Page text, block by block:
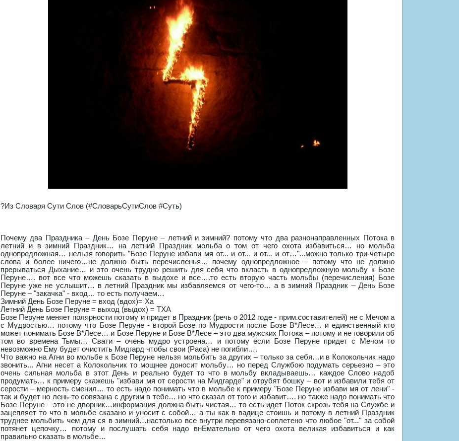
?Из Словаря Сути Слов (#СловарьСутиСлов #Суть)
Почему два Праздника – День Бозе Перуне – летний и зимний? потому что два разнонаправленных Потока в
летний и в зимний Праздник… на летний Праздник мольба о том от чего охота избавиться… но мольба
однопредложная… нельзя говорить "Бозе Перуне избави мя от... и от... и от... и от…"...можно только три-четыре
слова и более ничего…не должно быть перечисленья… почему однопредложное – потому что не должно
прерываться Дыхание… и это очень трудно решить для себя что вкласть в однопредложную мольбу к Бозе
Перуне…. вот все что можешь сказать в выдохе и все….то есть вторую часть мольбы (перечисления) Бозе
Перуне уже не услышит… в летний Праздник мы избавляемся от чего-то… а в зимний Праздник – День Бозе
Перуне – "закачка" - вход… то есть получаем…
Зимний День Бозе Перуне = вход (вдох)= Ха
Летний День Бозе Перуне = выход (выдох) = ТХА
Бозе Перуне меняет полярности потому и придет в Праздник (речь о 2012 годе - прим.составителей) не с Мечом а
с Мудростью… потому что Бозе Перуне - второй Бозе по Мудрости после Бозе В*Лесе… и единственный кто
может понимать Бозе В*Лесе… и Бозе Перуне и Бозе В*Лесе – это два мужских Потока – потому и не говорили об
том во времена Тьмы… Свати – очень мудро устроена… и потому если Бозе Перуне придет с Мечом то
невозможно Ему будет очистить Мидгард чтобы свои (Раса) не погибли….
Что важно на Агни во мольбе к Бозе Перуне нельзя мольбить за других – только за себя…и в Колокольчик надо
звонить... Агни несет а Колокольчик то мощнее доносит мольбу… но перед Службою подумать серьезно – это
очень сильная мольба в этот День и реально будет то что в мольбу вкладываешь… каждое Слово надоб
продумать… к примеру скажешь "избави мя от серости на Мидгарде" и отрубят бошку – вот и избавили тебя от
серости – мерность сменил… то есть надо понимать что в мольбе к примеру "Бозе Перуне избави мя от лени" -
так и будет но лень-то совязана с другим в тебе… но что сказал от того и избавит…. но также надо понимать что
Бозе Перуне – это не дворник…информация должна быть чистая… то есть идет Поток скрозь тебя на Службе и
зацепляет то что в мольбе сказано и уносит с собой… а ты как в вадице стоишь и потому в летний Праздник
труднее мольбить чем для ся в зимний…настолько все внутри перевязано-соплетено что любое "от..." за собой
потянет цепочку… потому и послушать себя надо внЕмательно от чего охота великая избавиться и как
правильно сказать в мольбе…